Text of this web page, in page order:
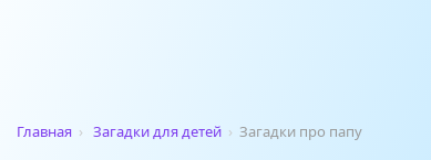
Главная › Загадки для детей › Загадки про папу